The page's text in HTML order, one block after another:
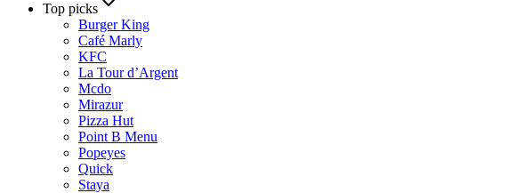
Top picks
Burger King
Café Marly
KFC
La Tour d’Argent
Mcdo
Mirazur
Pizza Hut
Point B Menu
Popeyes
Quick
Staya